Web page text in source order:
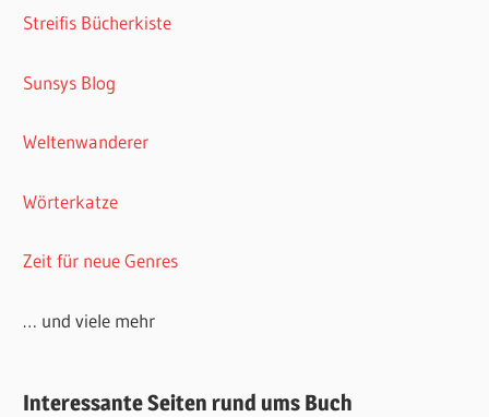
Streifis Bücherkiste
Sunsys Blog
Weltenwanderer
Wörterkatze
Zeit für neue Genres
… und viele mehr
Interessante Seiten rund ums Buch